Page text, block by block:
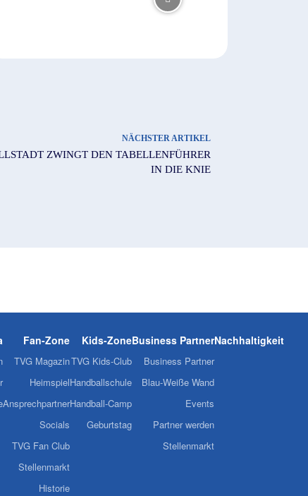
NÄCHSTER ARTIKEL
ZWINGT DEN TABELLENFÜHRER I
N DIE KNIE
Fan-Zone
TVG Magazin
Heimspiel
Ansprechpartner
Socials
TVG Fan Club
Stellenmarkt
Historie
Kids-Zone
TVG Kids-Club
Handballschule
Handball-Camp
Geburtstag
Business Partner
Business Partner
Blau-Weiße Wand
Events
Partner werden
Stellenmarkt
Nachhaltigkeit